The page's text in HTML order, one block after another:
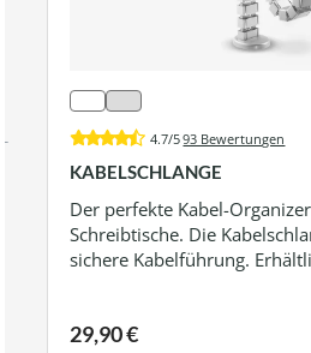
4.7/593 Bewertungen
KABELSCHLANGE
Der perfekte Kabel-
Schreibtische. Die
sichere Kabelführung.
29,90 €